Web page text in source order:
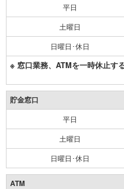
平日
土曜日
日曜日･休日
※ 窓口業務、ATMを一時休止す
貯金窓口
平日
土曜日
日曜日･休日
ATM